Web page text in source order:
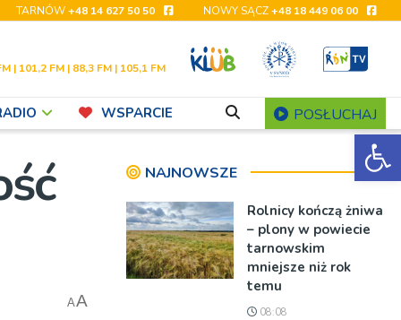
TARNÓW+48 14 627 50 50 NOWY SĄCZ+48 18 449 06 00
| 101,2 FM | 88,3 FM | 105,1 FM
WSPARCIE POSŁUCHAJ
AA
NAJNOWSZE
Rolnicy kończą żniwa
– plony w powiecie
tarnowskim
mniejsze niż rok
temu
08:08